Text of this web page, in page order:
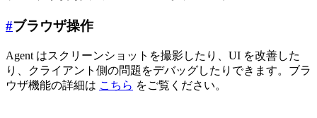
#ブラウザ操作
Agent はスクリーンショットを撮影したり、UI を改善した
り、クライアント側の問題をデバッグしたりできます。ブラ
ウザ機能の詳細は こちら をご覧ください。